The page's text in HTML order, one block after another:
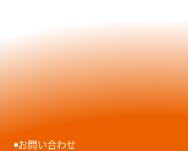
お問い合わせ